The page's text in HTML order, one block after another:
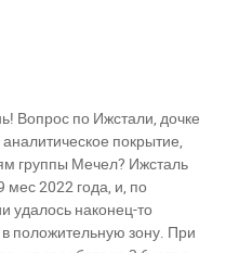
Вопрос по Ижстали, дочке
покрытие,
группы Мечел? Ижсталь
мес 2022 года, и, по
удалось наконец-то
положительную зону. При